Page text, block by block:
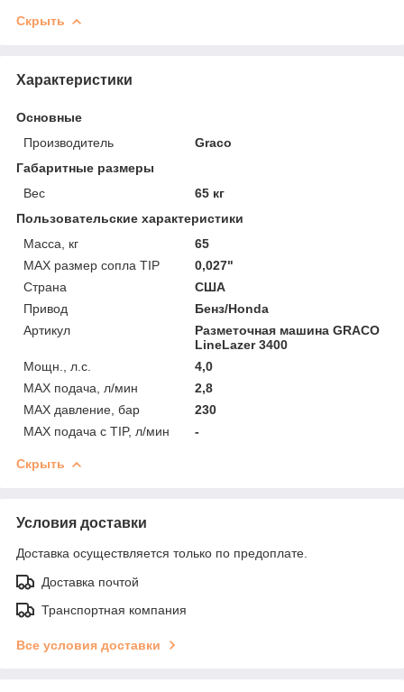
Скрыть
Характеристики
Основные
Производитель
Graco
Габаритные размеры
Вес
65 кг
Пользовательские характеристики
Масса, кг
65
MAX размер сопла TIP
0,027"
Страна
США
Привод
Бенз/Honda
Артикул
Разметочная машина GRACO
LineLazer 3400
Мощн., л.с.
4,0
MAX подача, л/мин
2,8
MAX давление, бар
230
MAX подача с TIP, л/мин
-
Скрыть
Условия доставки
Доставка осуществляется только по предоплате.
Доставка почтой
Транспортная компания
Все условия доставки